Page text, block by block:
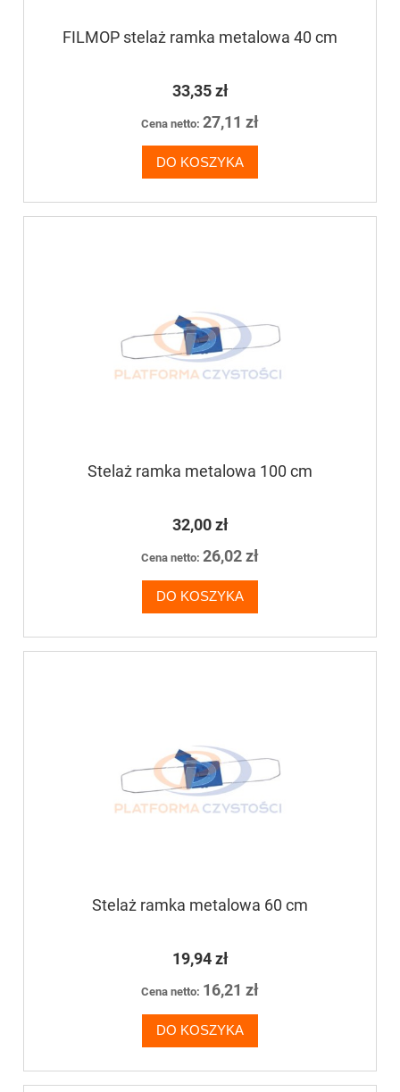
FILMOP stelaż ramka metalowa 40 cm
33,35 zł
Cena netto: 27,11 zł
DO KOSZYKA
Stelaż ramka metalowa 100 cm
32,00 zł
Cena netto: 26,02 zł
DO KOSZYKA
Stelaż ramka metalowa 60 cm
19,94 zł
Cena netto: 16,21 zł
DO KOSZYKA